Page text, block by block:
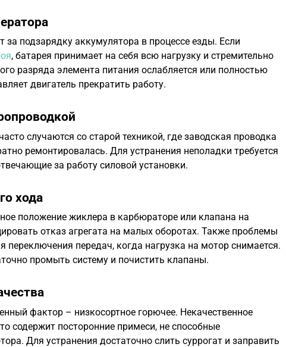
за подзарядку аккумулятора в процессе езды. Если
, батарея принимает на себя всю нагрузку и стремительно
разряда элемента питания ослабляется или полностью
двигатель прекратить работу.
случаются со старой техникой, где заводская проводка
ремонтировалась. Для устранения неполадки требуется
за работу силовой установки.
хода
положение жиклера в карбюраторе или клапана на
отказ агрегата на малых оборотах. Также проблемы
переключения передач, когда нагрузка на мотор снимается.
промыть систему и почистить клапаны.
фактор – низкосортное горючее. Некачественное
содержит посторонние примеси, не способные
Для устранения достаточно слить суррогат и заправить